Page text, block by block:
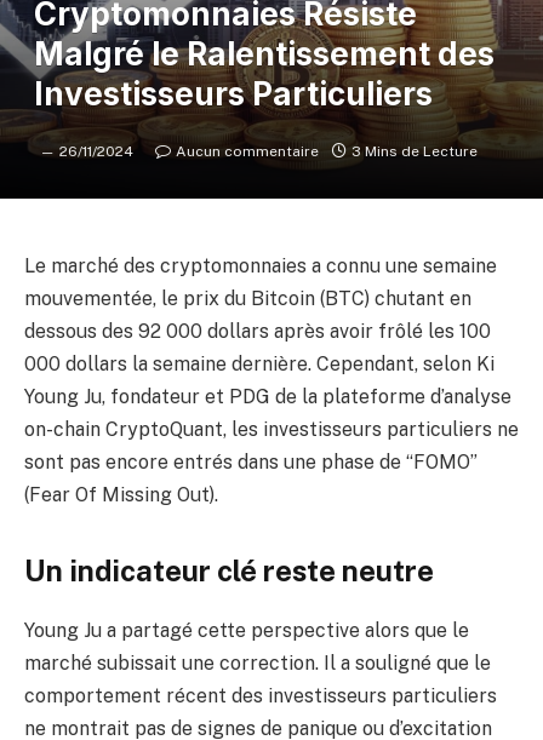
Cryptomonnaies Résiste
Malgré le Ralentissement des
Investisseurs Particuliers
26/11/2024 Aucun commentaire 3 Mins de Lecture
Le marché des cryptomonnaies a connu une semaine
mouvementée, le prix du Bitcoin (BTC) chutant en
dessous des 92 000 dollars après avoir frôlé les 100
000 dollars la semaine dernière. Cependant, selon Ki
Young Ju, fondateur et PDG de la plateforme d’analyse
on-chain CryptoQuant, les investisseurs particuliers ne
sont pas encore entrés dans une phase de “FOMO”
(Fear Of Missing Out).
Un indicateur clé reste neutre
Young Ju a partagé cette perspective alors que le
marché subissait une correction. Il a souligné que le
comportement récent des investisseurs particuliers
ne montrait pas de signes de panique ou d’excitation